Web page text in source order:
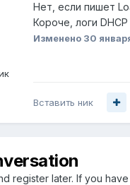
Нет, если пишет
Короче, логи
Изменено 30
Вставить ник
register later. If you have